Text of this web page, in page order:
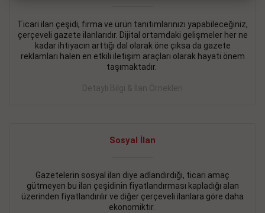
Ticari ilan çeşidi, firma ve ürün tanıtımlarınızı yapabileceğiniz,
çerçeveli gazete ilanlarıdır. Dijital ortamdaki gelişmeler her ne
kadar ihtiyacın arttığı dal olarak öne çıksa da gazete
reklamları halen en etkili iletişim araçları olarak hayati önem
taşımaktadır.
Detaylı Bilgi & İlan Örnekleri
Sosyal İlan
Gazetelerin sosyal ilan diye adlandırdığı, ticari amaç
gütmeyen bu ilan çeşidinin fiyatlandırması kapladığı alan
üzerinden fiyatlandırılır ve diğer çerçeveli ilanlara göre daha
ekonomiktir.
BAKIRKÖY SATILIK İlanı- 11.09.2018
KARTALTEPEde kelepir 2+ 1 satılık daire
İŞYERİ KİRALIK İlanı - 11.09.2018
BEYLİKDÜZÜ Kavaklıda 4 katlı bina